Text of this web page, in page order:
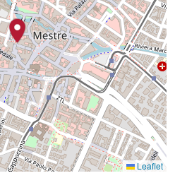
Leaflet